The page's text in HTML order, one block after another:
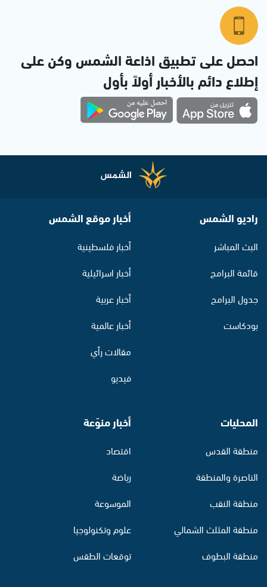
احصل على تطبيق اذاعة الشمس وكن على
إطلاع دائم بالأخبار أولاً بأول
راديو الشمس
البث المباشر
قائمة البرامج
جدول البرامج
بودكاست
أخبار موقع الشمس
أخبار فلسطينية
أخبار اسرائيلية
أخبار عربية
أخبار عالمية
مقالات رأي
فيديو
المحليات
منطقة القدس
الناصرة والمنطقة
منطقة النقب
منطقة المثلث الشمالي
منطقة البطوف
أخبار منوّعة
اقتصاد
رياضة
الموسوعة
علوم وتكنولوجيا
توقعات الطقس